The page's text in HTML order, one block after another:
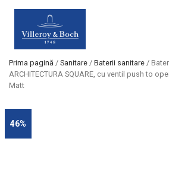
Prima pagină / Sanitare / Baterii sanitare /
ARCHITECTURA SQUARE, cu ventil push to
Matt
46%